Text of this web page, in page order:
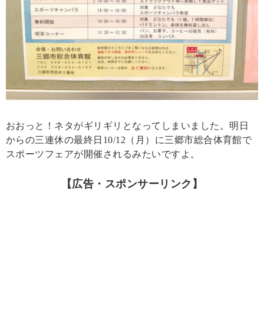
おおっと！ネタがギリギリとなってしまいました。明日
からの三連休の最終日10/12（月）に三郷市総合体育館で
スポーツフェアが開催されるみたいですよ。
【広告・スポンサーリンク】